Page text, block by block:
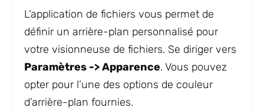
L’application de fichiers vous permet de
définir un arrière-plan personnalisé pour
votre visionneuse de fichiers. Se diriger vers
Paramètres -> Apparence. Vous pouvez
opter pour l’une des options de couleur
d’arrière-plan fournies.